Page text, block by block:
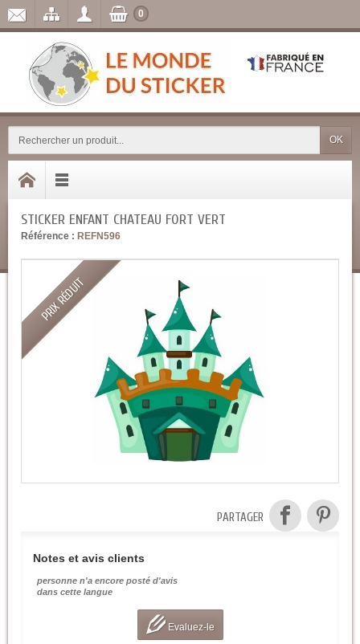
OK
0
STICKER ENFANT CHATEAU FORT VERT
Référence : REFN596
PRIX RÉDUIT
PARTAGER
Notes et avis clients
personne n'a encore posté d'avis
dans cette langue
Evaluez-le